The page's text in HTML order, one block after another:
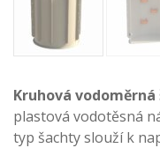
Kruhová
plastová vodotěsná
typ šachtyslouží k